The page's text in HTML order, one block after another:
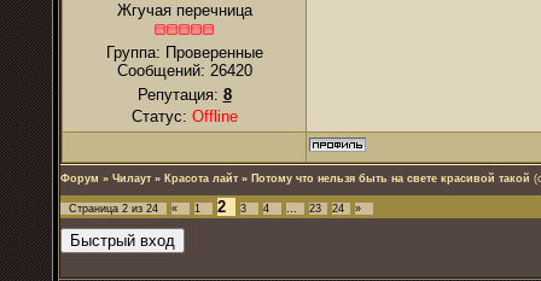
Жгучая перечница
Группа: Проверенные
Сообщений: 26420
Репутация: 8
Статус: Offline
Форум » Чилаут » Красота лайт » Потому что нельзя быть на свете красивой такой
Страница 2 из 24 « 1 2 3 4 … 23 24 »